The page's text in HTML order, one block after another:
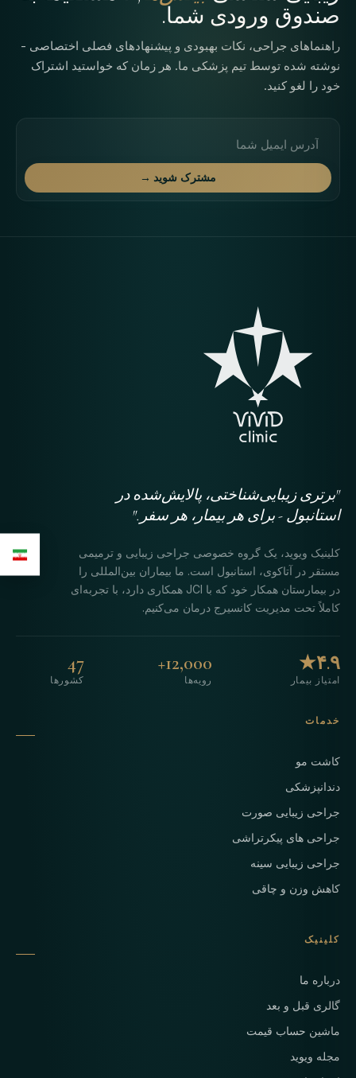
صندوق ورودی شما.
راهنماهای جراحی، نکات بهبودی و پیشنهادهای فصلی اختصاصی -
نوشته شده توسط تیم پزشکی ما. هر زمان که خواستید اشتراک
خود را لغو کنید.
مشترک شوید →
"برتری زیبایی‌شناختی، پالایش‌شده در
استانبول - برای هر بیمار، هر سفر."
کلینیک ویوید، یک گروه خصوصی جراحی زیبایی و ترمیمی
مستقر در آتاکوی، استانبول است. ما بیماران بین‌المللی را
در بیمارستان همکار خود که با JCI همکاری دارد، با تجربه‌ای
کاملاً تحت مدیریت کانسیرج درمان می‌کنیم.
۴.۹★
امتیاز بیمار
12,000+
رویه‌ها
47
کشورها
خدمات
کاشت مو
دندانپزشکی
جراحی زیبایی صورت
جراحی های پیکرتراشی
جراحی زیبایی سینه
کاهش وزن و چاقی
کلینیک
درباره ما
گالری قبل و بعد
ماشین حساب قیمت
مجله ویوید